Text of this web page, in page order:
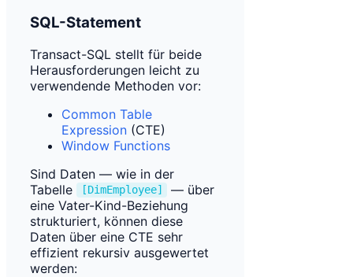
SQL-Statement
Transact-SQL stellt für beide
Herausforderungen leicht zu
verwendende Methoden vor:
Common Table
Expression (CTE)
Window Functions
Sind Daten — wie in der
Tabelle
[DimEmployee]
— über
eine Vater-Kind-Beziehung
strukturiert, können diese
Daten über eine CTE sehr
effizient rekursiv ausgewertet
werden: